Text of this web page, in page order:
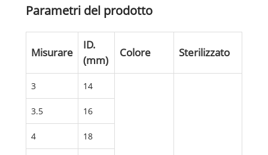
Parametri del prodotto
Misurare
ID.
(mm)
Colore Sterilizzato
3 14
3.5 16
4 18